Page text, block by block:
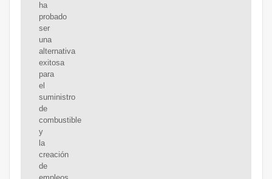
ha
probado
ser
una
alternativa
exitosa
para
el
suministro
de
combustible
y
la
creación
de